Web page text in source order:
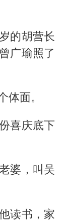
的胡营长
广瑜照了
面。
喜庆底下
婆，叫吴
读书，家